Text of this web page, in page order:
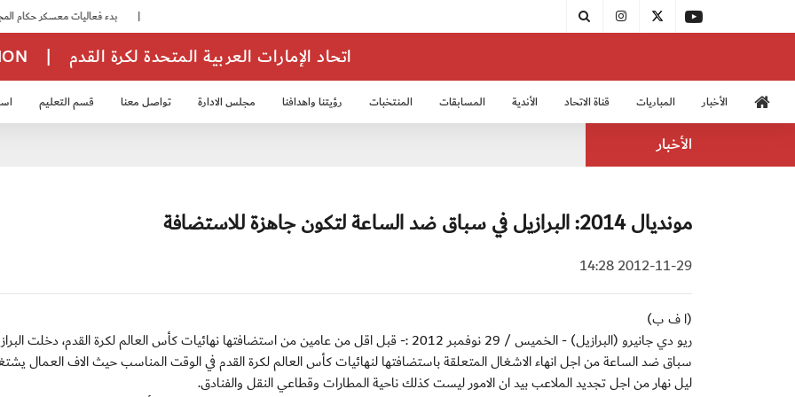
بدء فعاليات معسكر حكام المجموعة الثانية
| اتحاد الإمارات العربية المتحدة لكرة القدم
الأخبار المباريات قناة الاتحاد الأندية المسابقات المنتخبات رؤيتنا واهدافنا مجلس الادارة تواصل معنا قسم التعليم
الأخبار
مونديال 2014: البرازيل في سباق ضد الساعة لتكون جاهزة للاستضافة
2012-11-29 14:28
(ا ف ب)
ريو دي جانيرو (البرازيل) - الخميس / 29 نوفمبر 2012 :- قبل اقل من عامين من استضافتها نهائيات كأس العالم لكرة القدم، دخلت
سباق ضد الساعة من اجل انهاء الاشغال المتعلقة باستضافتها لنهائيات كأس العالم لكرة القدم في الوقت المناسب حيث الاف العمال
ليل نهار من اجل تجديد الملاعب بيد ان الامور ليست كذلك ناحية المطارات وقطاعي النقل والفنادق.